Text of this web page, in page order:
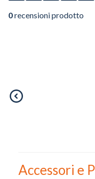
0recensioni prodotto
Accessori e